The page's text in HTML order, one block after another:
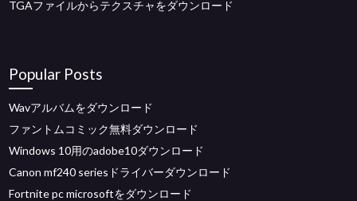
TGAファイルからテクスチャをダウンロード
Popular Posts
Wavアルバムをダウンロード
ファントムコミック無料ダウンロード
Windows 10用のadobe10ダウンロード
Canon mf240 seriesドライバーダウンロード
Fortnite pc microsoftをダウンロード